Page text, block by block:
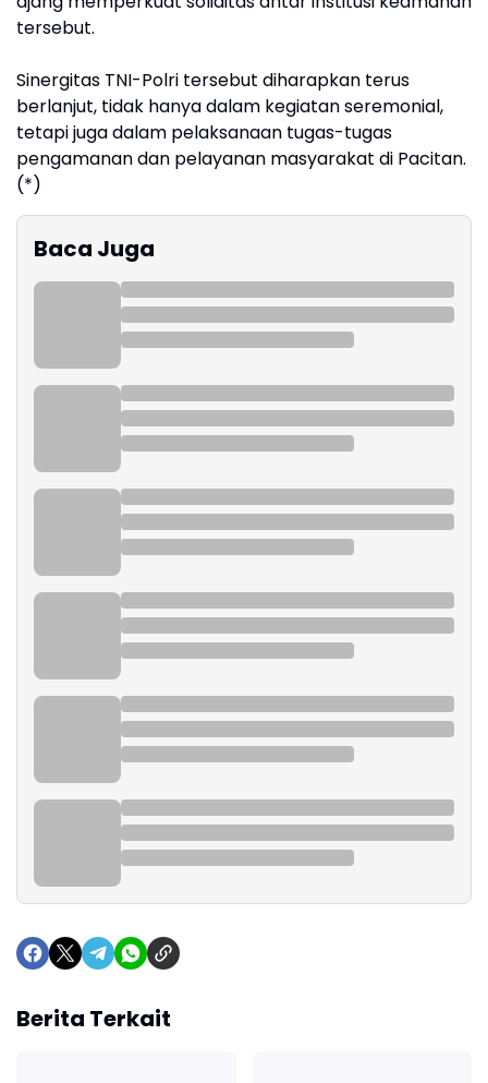
tersebut.
Sinergitas TNI-Polri tersebut diharapkan terus
berlanjut, tidak hanya dalam kegiatan seremonial,
tetapi juga dalam pelaksanaan tugas-tugas
pengamanan dan pelayanan masyarakat di Pacitan.
(*)
Baca Juga
Berita Terkait